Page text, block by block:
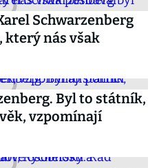
Schwarzenberg
nás však
Byl to státník,
vzpomínají